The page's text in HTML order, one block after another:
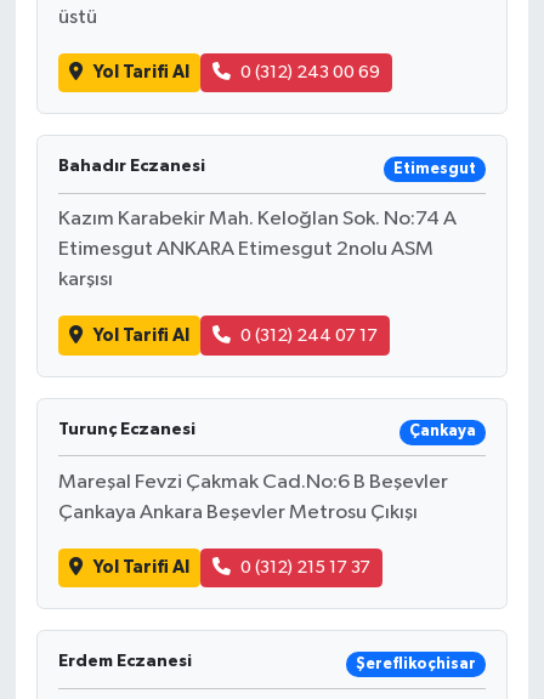
üstü
Yol Tarifi Al 0 (312) 243 00 69
Bahadır Eczanesi Etimesgut
Kazım Karabekir Mah. Keloğlan Sok. No:74 A
Etimesgut ANKARA Etimesgut 2nolu ASM
karşısı
Yol Tarifi Al 0 (312) 244 07 17
Turunç Eczanesi Çankaya
Mareşal Fevzi Çakmak Cad.No:6 B Beşevler
Çankaya Ankara Beşevler Metrosu Çıkışı
Yol Tarifi Al 0 (312) 215 17 37
Erdem Eczanesi Şereflikoçhisar